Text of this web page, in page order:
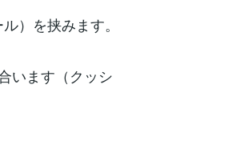
）を挟みます。
います（クッシ